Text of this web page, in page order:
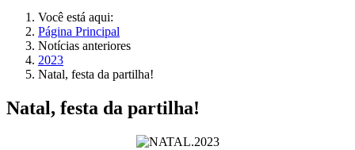
Você está aqui:
Página Principal
Notícias anteriores
2023
Natal, festa da partilha!
Natal, festa da partilha!